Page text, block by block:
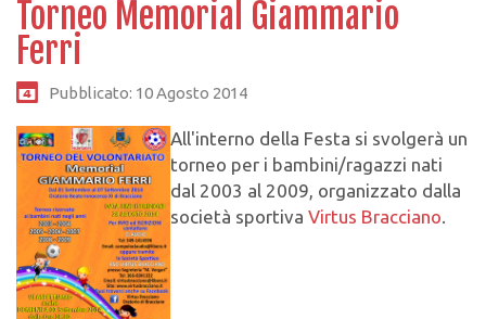
Torneo Memorial Giammario
Ferri
Pubblicato: 10 Agosto 2014
All'interno della Festa si svolgerà un
torneo per i bambini/ragazzi nati
dal 2003 al 2009, organizzato dalla
società sportiva Virtus Bracciano